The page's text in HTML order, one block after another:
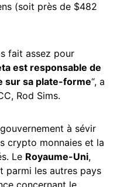
(soit près de $482
fait assez pour
est responsable de
sur sa plate-forme“, a
Rod Sims.
à sévir
crypto monnaies et la
Le Royaume-Uni,
parmi les autres pays